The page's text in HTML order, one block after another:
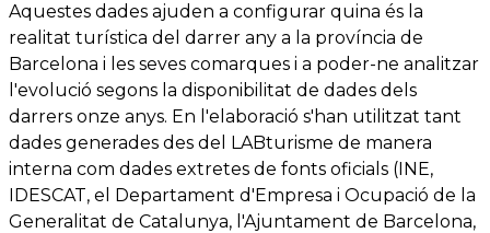
Aquestes dades ajuden a configurar quina és la
realitat turística del darrer any a la província de
Barcelona i les seves comarques i a poder-ne analitzar
l'evolució segons la disponibilitat de dades dels
darrers onze anys. En l'elaboració s'han utilitzat tant
dades generades des del LABturisme de manera
interna com dades extretes de fonts oficials (INE,
IDESCAT, el Departament d'Empresa i Ocupació de la
Generalitat de Catalunya, l'Ajuntament de Barcelona,